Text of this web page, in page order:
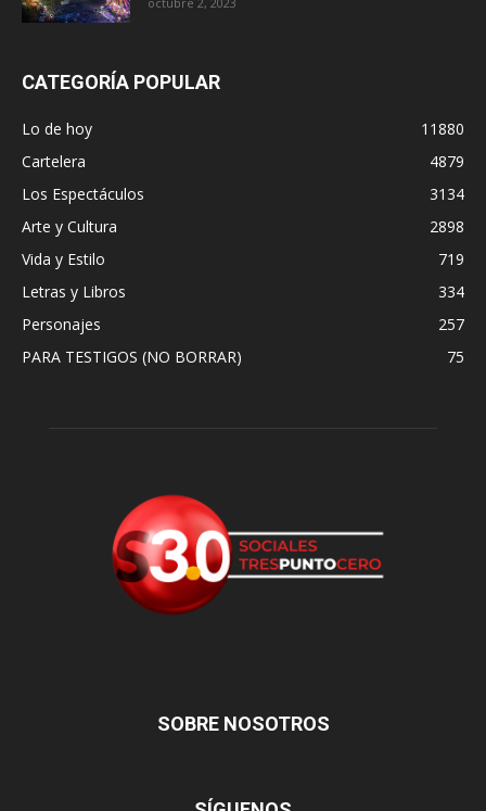
CATEGORÍA POPULAR
Lo de hoy
11880
Cartelera
4879
Los Espectáculos
3134
Arte y Cultura
2898
Vida y Estilo
719
Letras y Libros
334
Personajes
257
PARA TESTIGOS (NO BORRAR)
75
SOBRE NOSOTROS